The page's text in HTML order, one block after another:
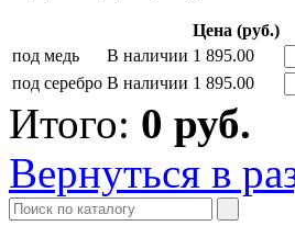
Цена (руб.)
под медь
В наличии 1 895.00
под серебро В наличии 1 895.00
Итого: 0 руб.
Вернуться в